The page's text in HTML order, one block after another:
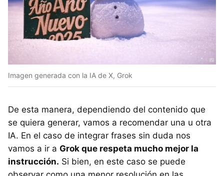
Imagen generada con la IA de X, Grok
De esta manera, dependiendo del contenido que
se quiera generar, vamos a recomendar una u otra
IA. En el caso de integrar frases sin duda nos
vamos a ir a Grok que respeta mucho mejor la
instrucción. Si bien, en este caso se puede